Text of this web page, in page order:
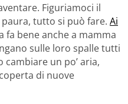
Figuriamoci il
tutto si può fare. Ai
fa bene anche a mamma
sulle loro spalle tutti
un po’ aria,
di nuove